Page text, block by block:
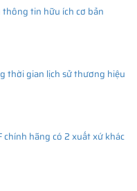
tin hữu ích cơ bản
thời gian lịch sử thương hiệu
chính hãng có 2 xuất xứ khác